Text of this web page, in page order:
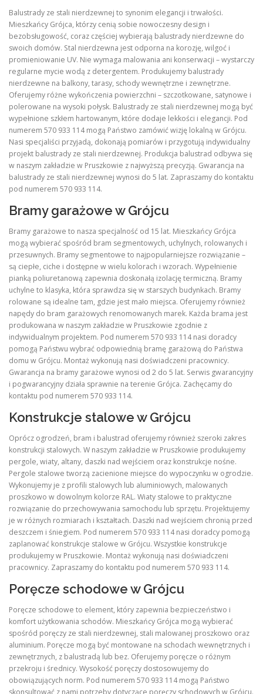
Balustrady ze stali nierdzewnej to synonim elegancji i trwałości.
Mieszkańcy Grójca, którzy cenią sobie nowoczesny design i
bezobsługowość, coraz częściej wybierają balustrady nierdzewne do
swoich domów. Stal nierdzewna jest odporna na korozję, wilgoć i
promieniowanie UV. Nie wymaga malowania ani konserwacji – wystarczy
regularne mycie wodą z detergentem. Produkujemy balustrady
nierdzewne na balkony, tarasy, schody wewnętrzne i zewnętrzne.
Oferujemy różne wykończenia powierzchni – szczotkowane, satynowe i
polerowane na wysoki połysk. Balustrady ze stali nierdzewnej mogą być
wypełnione szkłem hartowanym, które dodaje lekkości i elegancji. Pod
numerem 570 933 114 mogą Państwo zamówić wizję lokalną w Grójcu.
Nasi specjaliści przyjadą, dokonają pomiarów i przygotują indywidualny
projekt balustrady ze stali nierdzewnej. Produkcja balustrad odbywa się
w naszym zakładzie w Pruszkowie z najwyższą precyzją. Gwarancja na
balustrady ze stali nierdzewnej wynosi do 5 lat. Zapraszamy do kontaktu
pod numerem 570 933 114.
Bramy garażowe w Grójcu
Bramy garażowe to nasza specjalność od 15 lat. Mieszkańcy Grójca
mogą wybierać spośród bram segmentowych, uchylnych, rolowanych i
przesuwnych. Bramy segmentowe to najpopularniejsze rozwiązanie –
są ciepłe, ciche i dostępne w wielu kolorach i wzorach. Wypełnienie
pianką poliuretanową zapewnia doskonałą izolację termiczną. Bramy
uchylne to klasyka, która sprawdza się w starszych budynkach. Bramy
rolowane są idealne tam, gdzie jest mało miejsca. Oferujemy również
napędy do bram garażowych renomowanych marek. Każda brama jest
produkowana w naszym zakładzie w Pruszkowie zgodnie z
indywidualnym projektem. Pod numerem 570 933 114 nasi doradcy
pomogą Państwu wybrać odpowiednią bramę garażową do Państwa
domu w Grójcu. Montaż wykonują nasi doświadczeni pracownicy.
Gwarancja na bramy garażowe wynosi od 2 do 5 lat. Serwis gwarancyjny
i pogwarancyjny działa sprawnie na terenie Grójca. Zachęcamy do
kontaktu pod numerem 570 933 114.
Konstrukcje stalowe w Grójcu
Oprócz ogrodzeń, bram i balustrad oferujemy również szeroki zakres
konstrukcji stalowych. W naszym zakładzie w Pruszkowie produkujemy
pergole, wiaty, altany, daszki nad wejściem oraz konstrukcje nośne.
Pergole stalowe tworzą zacienione miejsce do wypoczynku w ogrodzie.
Wykonujemy je z profili stalowych lub aluminiowych, malowanych
proszkowo w dowolnym kolorze RAL. Wiaty stalowe to praktyczne
rozwiązanie do przechowywania samochodu lub sprzętu. Projektujemy
je w różnych rozmiarach i kształtach. Daszki nad wejściem chronią przed
deszczem i śniegiem. Pod numerem 570 933 114 nasi doradcy pomogą
zaplanować konstrukcje stalowe w Grójcu. Wszystkie konstrukcje
produkujemy w Pruszkowie. Montaż wykonują nasi doświadczeni
pracownicy. Zapraszamy do kontaktu pod numerem 570 933 114.
Poręcze schodowe w Grójcu
Poręcze schodowe to element, który zapewnia bezpieczeństwo i
komfort użytkowania schodów. Mieszkańcy Grójca mogą wybierać
spośród poręczy ze stali nierdzewnej, stali malowanej proszkowo oraz
aluminium. Poręcze mogą być montowane na schodach wewnętrznych i
zewnętrznych, z balustradą lub bez. Oferujemy poręcze o różnym
przekroju i średnicy. Wysokość poręczy dostosowujemy do
obowiązujących norm. Pod numerem 570 933 114 mogą Państwo